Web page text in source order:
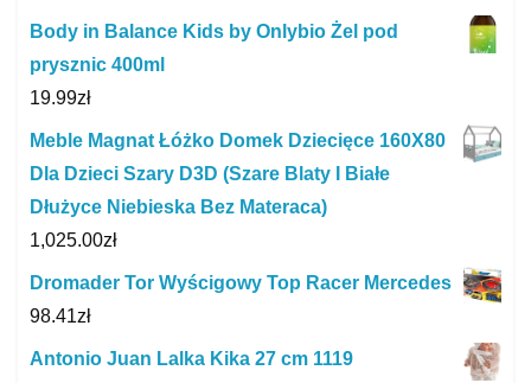
Body in Balance Kids by Onlybio Żel pod
prysznic 400ml
19.99zł
Meble Magnat Łóżko Domek Dziecięce 160X80
Dla Dzieci Szary D3D (Szare Blaty I Białe
Dłużyce Niebieska Bez Materaca)
1,025.00zł
Dromader Tor Wyścigowy Top Racer Mercedes
98.41zł
Antonio Juan Lalka Kika 27 cm 1119